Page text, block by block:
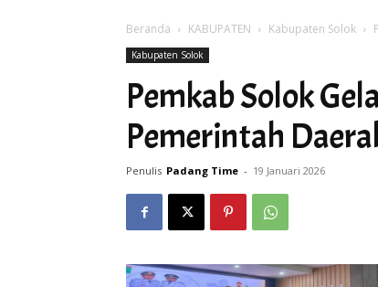
Beranda KABUPATEN Kabupaten Solok
Kabupaten Solok
Pemkab Solok
Pemerintah
Penulis Padang Time - 19 Januari 2026